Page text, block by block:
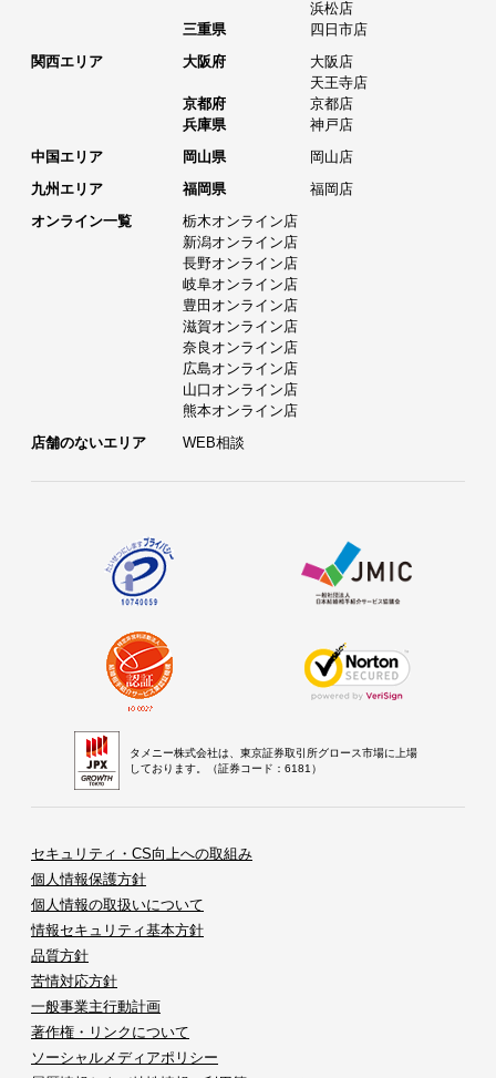
浜松店
三重県
四日市店
関西エリア
大阪府
大阪店
天王寺店
京都府
京都店
兵庫県
神戸店
中国エリア
岡山県
岡山店
九州エリア
福岡県
福岡店
オンライン一覧
栃木オンライン店
新潟オンライン店
長野オンライン店
岐阜オンライン店
豊田オンライン店
滋賀オンライン店
奈良オンライン店
広島オンライン店
山口オンライン店
熊本オンライン店
店舗のないエリア
WEB相談
タメニー株式会社は、東京証券取引所グロース市場に上場
しております。（証券コード：6181）
セキュリティ・CS向上への取組み
個人情報保護方針
個人情報の取扱いについて
情報セキュリティ基本方針
品質方針
苦情対応方針
一般事業主行動計画
著作権・リンクについて
ソーシャルメディアポリシー